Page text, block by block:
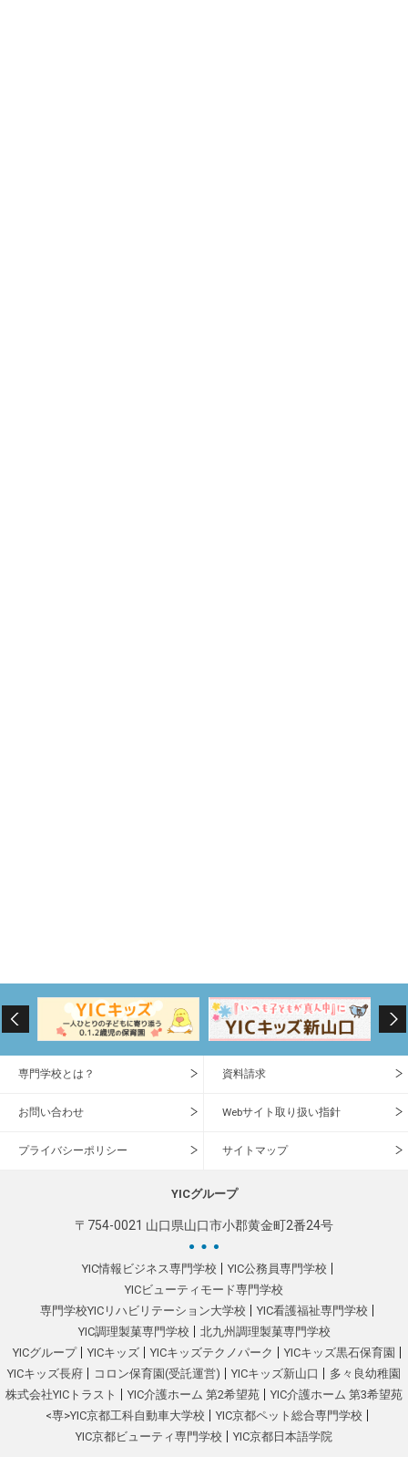
専門学校とは？ 資料請求
お問い合わせ Webサイト取り扱い指針
プライバシーポリシー サイトマップ
YICグループ
〒754-0021 山口県山口市小郡黄金町2番24号
YIC情報ビジネス専門学校
YIC公務員専門学校
YICビューティモード専門学校
専門学校YICリハビリテーション大学校
YIC看護福祉専門学校
YIC調理製菓専門学校
北九州調理製菓専門学校
YICグループ
YICキッズ YICキッズテクノパーク
YICキッズ黒石保育園
YICキッズ長府
コロン保育園(受託運営) YICキッズ新山口
多々良幼稚園
株式会社YICトラスト
YIC介護ホーム 第2希望苑
YIC介護ホーム 第3希望苑
<専>YIC京都工科自動車大学校
YIC京都ペット総合専門学校
YIC京都ビューティ専門学校
YIC京都日本語学院